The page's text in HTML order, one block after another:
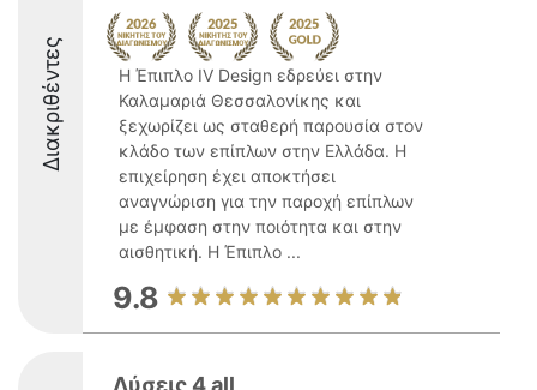
Διακριθέντες
Η Έπιπλο IV Design εδρεύει στην
Καλαμαριά Θεσσαλονίκης και
ξεχωρίζει ως σταθερή παρουσία στον
κλάδο των επίπλων στην Ελλάδα. Η
επιχείρηση έχει αποκτήσει
αναγνώριση για την παροχή επίπλων
με έμφαση στην ποιότητα και στην
αισθητική. Η Έπιπλο ...
9.8
Λύσεις 4 all